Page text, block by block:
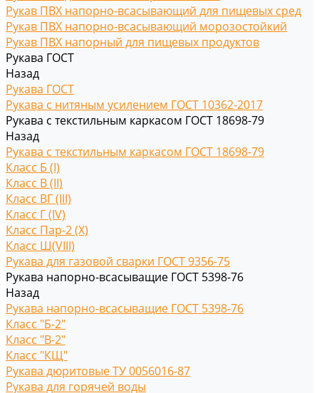
Рукав ПВХ напорно-всасывающий для пищевых сред
Рукав ПВХ напорно-всасывающий морозостойкий
Рукав ПВХ напорный для пищевых продуктов
Рукава ГОСТ
Назад
Рукава ГОСТ
Рукава с нитяным усилением ГОСТ 10362-2017
Рукава с текстильным каркасом ГОСТ 18698-79
Назад
Рукава с текстильным каркасом ГОСТ 18698-79
Класс Б (I)
Класс В (II)
Класс ВГ (III)
Класс Г (IV)
Класс Пар-2 (X)
Класс Ш(VIII)
Рукава для газовой сварки ГОСТ 9356-75
Рукава напорно-всасыващие ГОСТ 5398-76
Назад
Рукава напорно-всасыващие ГОСТ 5398-76
Класс "Б-2"
Класс "В-2"
Класс "КЩ"
Рукава дюритовые ТУ 0056016-87
Рукава для горячей воды